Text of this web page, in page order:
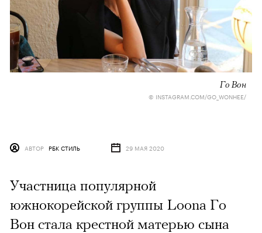
Го Вон
© INSTAGRAM.COM/GO_WONHEE/
АВТОР РБК СТИЛЬ 29 МАЯ 2020
Участница популярной
южнокорейской группы Loona Го
Вон стала крестной матерью сына